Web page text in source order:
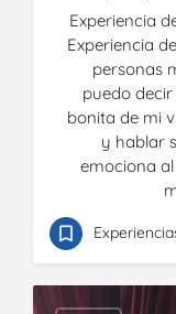
Experiencia
Experiencia
personas
puedo
bonita de mi
y hablar
emociona